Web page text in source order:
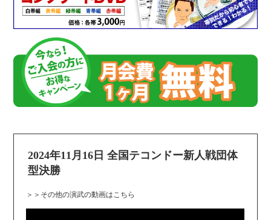
2024年11月16日 全国テコンドー新人戦団体
型決勝
＞＞その他の演武の動画はこちら